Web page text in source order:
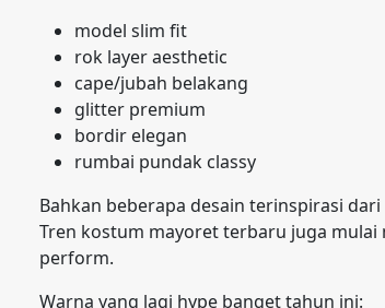
model slim fit
rok layer aesthetic
cape/jubah belakang
glitter premium
bordir elegan
rumbai pundak classy
Bahkan beberapa desain terinspirasi
Tren kostum mayoret terbaru juga mulai
perform.
Warna yang lagi hype banget tahun ini: